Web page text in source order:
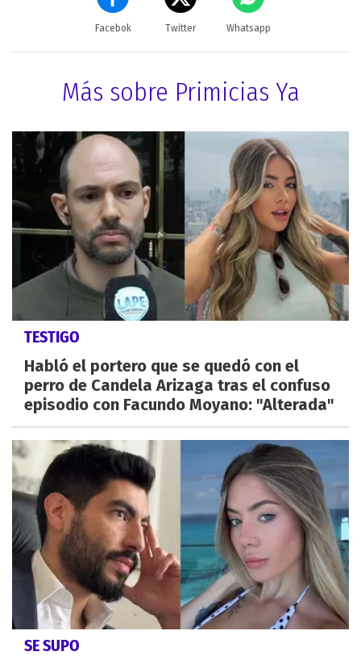
Facebok Twitter Whatsapp
Más sobre Primicias Ya
TESTIGO
Habló el portero que se quedó con el
perro de Candela Arizaga tras el confuso
episodio con Facundo Moyano: "Alterada"
SE SUPO